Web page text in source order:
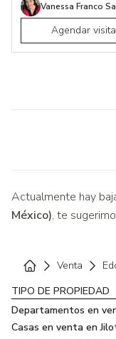
Agendar visita
Actualmente hay
México), te
Venta
TIPO DE PROPIEDAD
Departamentos en
Casas en venta en